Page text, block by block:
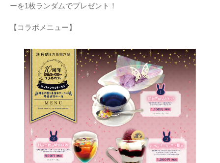
ーを1枚ランダムでプレゼント！
【コラボメニュー】